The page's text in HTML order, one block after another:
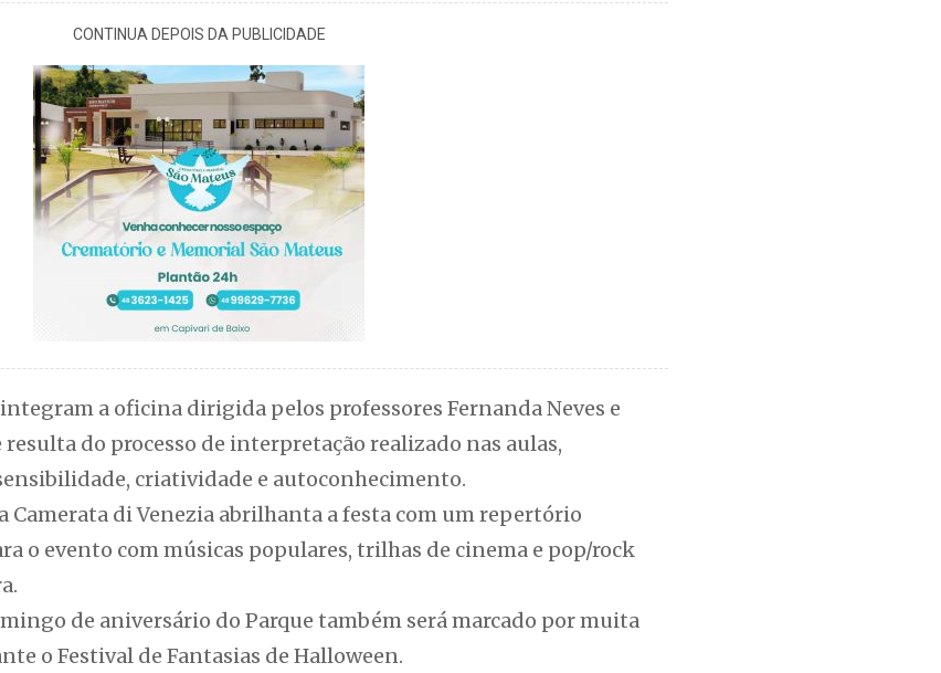
CONTINUA DEPOIS DA PUBLICIDADE
a oficina dirigida pelos professores Fernanda Neves e
do processo de interpretação realizado nas aulas,
criatividade e autoconhecimento.
Camerata di Venezia abrilhanta a festa com um repertório
o evento com músicas populares, trilhas de cinema e pop/rock
de aniversário do Parque também será marcado por muita
o Festival de Fantasias de Halloween.